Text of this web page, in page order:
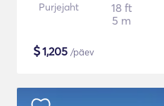
Purjejaht
18 ft
5 m
$1,205 /päev